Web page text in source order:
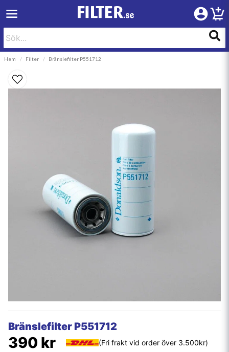
Hem Filter Bränslefilter P551712
Bränslefilter P551712
390 kr